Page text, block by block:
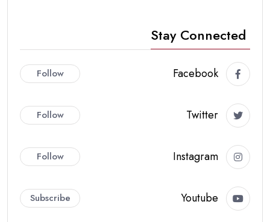
Stay Connected
Facebook
Follow
Twitter
Follow
Instagram
Follow
Youtube
Subscribe